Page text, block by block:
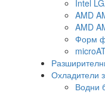
Intel
AMD
AMD
Форм
Охладители
Водни